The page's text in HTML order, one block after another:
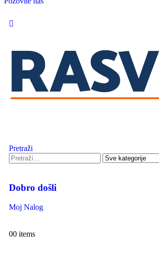
Pretraži
Dobro došli
Moj Nalog
00 items